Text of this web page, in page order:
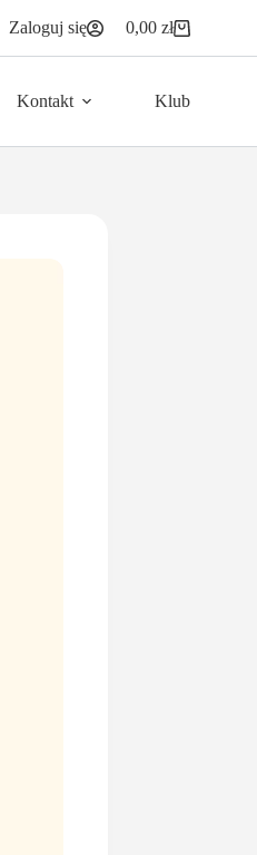
Zaloguj się Koszyk
0,00 zł
Kontakt Klub